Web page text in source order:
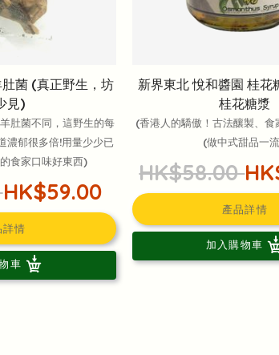
菌 (真正野生，坊
見)
肚菌不同，這野生的每
濃郁很多倍!用量少少已
食家口味好東西)
HK$59.00
詳情
車
新界東北 悅和醬園 桂
桂花糖漿
(香港人的驕傲！古法釀製、食
(做中式甜品一
HK$58.00
產品詳情
加入購物車